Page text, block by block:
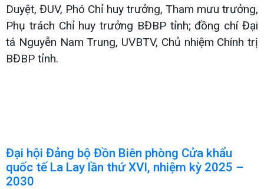
Duyệt, ĐUV, Phó Chỉ huy trưởng, Tham mưu trưởng,
Phụ trách Chỉ huy trưởng BĐBP tỉnh; đồng chí Đại
tá Nguyễn Nam Trung, UVBTV, Chủ nhiệm Chính trị
BĐBP tỉnh.
Đại hội Đảng bộ Đồn Biên phòng Cửa khẩu
quốc tế La Lay lần thứ XVI, nhiệm kỳ 2025 –
2030